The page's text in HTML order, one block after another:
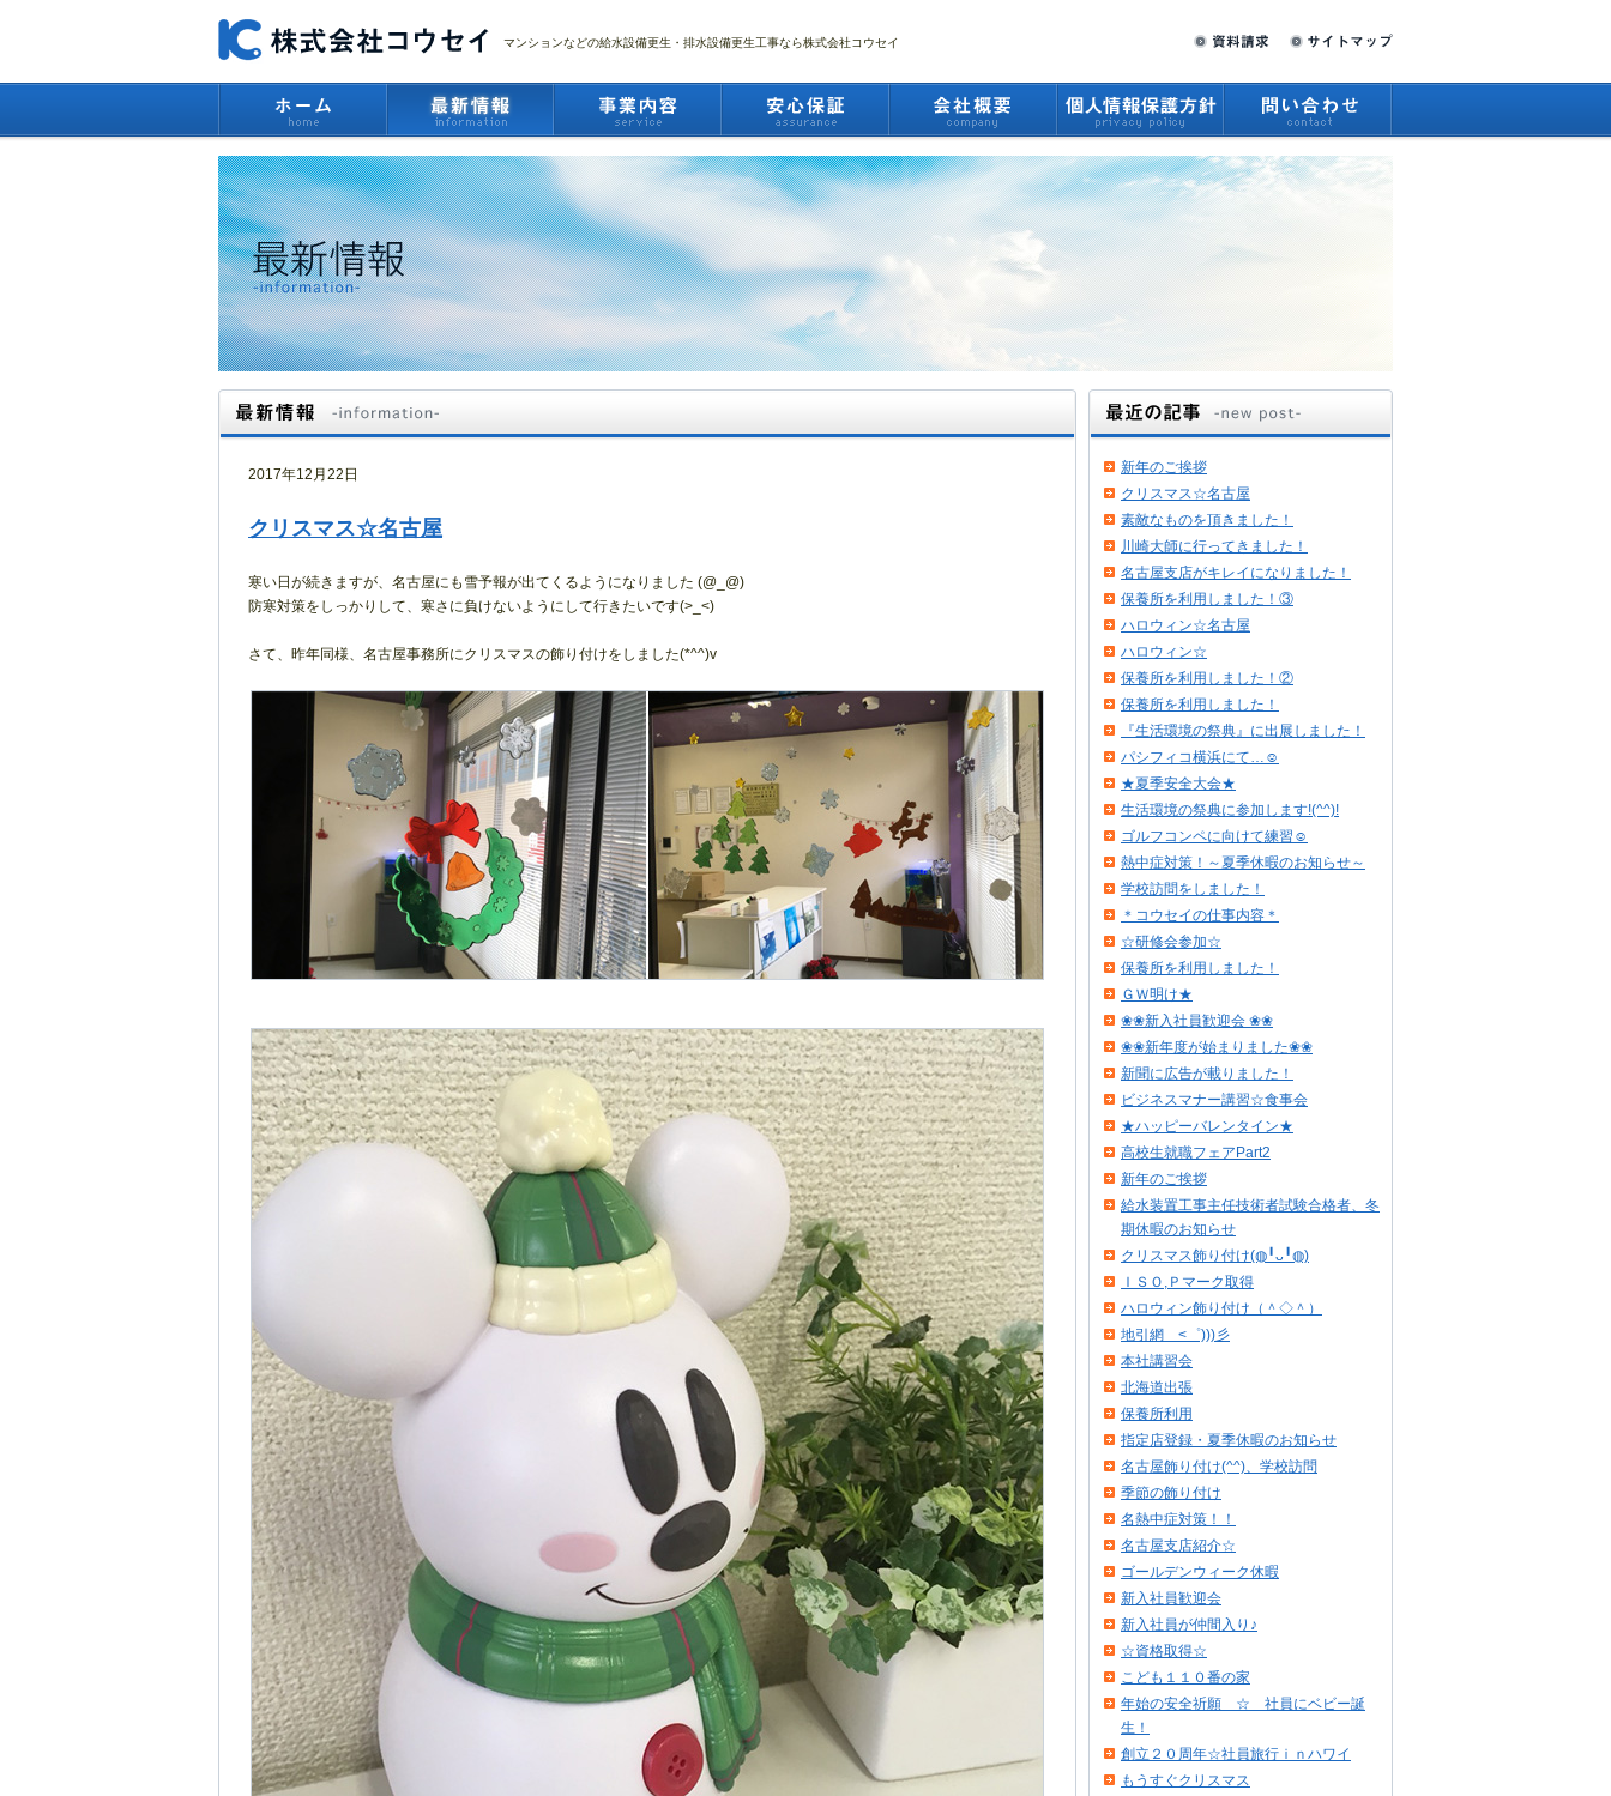
マンションなどの給水設備更生・排水設備更生工事なら株式会社コウセイ
2017年12月22日
クリスマス☆名古屋
寒い日が続きますが、名古屋にも雪予報が出てくるようになりました (@_@)
防寒対策をしっかりして、寒さに負けないようにして行きたいです(>_<)
さて、昨年同様、名古屋事務所にクリスマスの飾り付けをしました(*^^)v
新年のご挨拶
クリスマス☆名古屋
素敵なものを頂きました！
川崎大師に行ってきました！
名古屋支店がキレイになりました！
保養所を利用しました！③
ハロウィン☆名古屋
ハロウィン☆
保養所を利用しました！②
保養所を利用しました！
『生活環境の祭典』に出展しました！
パシフィコ横浜にて…☺
★夏季安全大会★
生活環境の祭典に参加します!(^^)!
ゴルフコンペに向けて練習☺
熱中症対策！～夏季休暇のお知らせ～
学校訪問をしました！
＊コウセイの仕事内容＊
☆研修会参加☆
保養所を利用しました！
ＧＷ明け★
❀❀新入社員歓迎会 ❀❀
❀❀新年度が始まりました❀❀
新聞に広告が載りました！
ビジネスマナー講習☆食事会
★ハッピーバレンタイン★
高校生就職フェアPart2
新年のご挨拶
給水装置工事主任技術者試験合格者、冬
期休暇のお知らせ
クリスマス飾り付け(◍╹ᴗ╹◍)
ＩＳＯ,Ｐマーク取得
ハロウィン飾り付け（＾◇＾）
地引網 <゜)))彡
本社講習会
北海道出張
保養所利用
指定店登録・夏季休暇のお知らせ
名古屋飾り付け(^^)、学校訪問
季節の飾り付け
名熱中症対策！！
名古屋支店紹介☆
ゴールデンウィーク休暇
新入社員歓迎会
新入社員が仲間入り♪
☆資格取得☆
こども１１０番の家
年始の安全祈願 ☆ 社員にベビー誕
生！
創立２０周年☆社員旅行ｉｎハワイ
もうすぐクリスマス